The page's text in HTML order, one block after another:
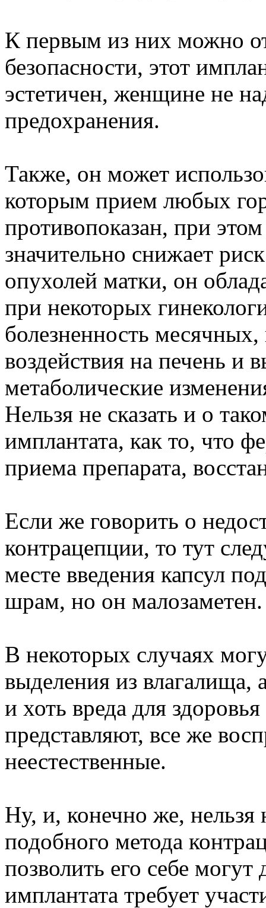
К первым из них можно
безопасности, этот
эстетичен, женщине не
предохранения.
Также, он может
которым прием любых
противопоказан, при
значительно снижает
опухолей матки, он
при некоторых
болезненность месячных,
воздействия на печень и
метаболические
Нельзя не сказать и о
имплантата, как то, что
приема препарата,
Если же говорить о
контрацепции, то тут
месте введения капсул
шрам, но он малозаметен.
В некоторых случаях
выделения из влагалища,
и хоть вреда для
представляют, все же
неестественные.
Ну, и, конечно же, нельзя
подобного метода
позволить его себе могут
имплантата требует